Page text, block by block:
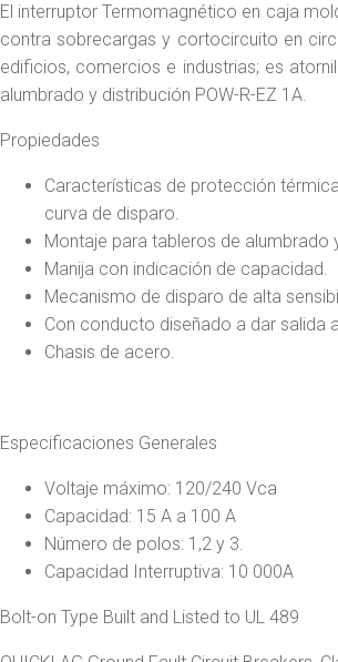
El interruptor Termomagnético en caja
contra sobrecargas y cortocircuito en
edificios, comercios e industrias; es
alumbrado y distribución POW-R-EZ 1A.
Propiedades
Características de protección
curva de disparo.
Montaje para tableros de alumbrado
Manija con indicación de capacidad.
Mecanismo de disparo de alta
Con conducto diseñado a dar salida
Chasis de acero.
Especificaciones Generales
Voltaje máximo: 120/240 Vca
Capacidad: 15 A a 100 A
Número de polos: 1,2 y 3.
Capacidad Interruptiva: 10 000A
Bolt-on Type Built and Listed to UL 489